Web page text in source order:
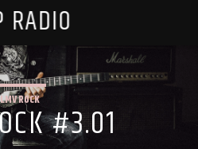
RADIO
LMV ROCK #3.01